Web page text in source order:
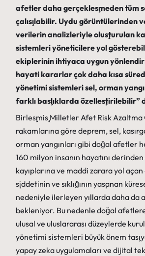
afetler daha gerçekleşmeden tüm
çalışılabilir. Uydu görüntülerinden
verilerin analizleriyle oluşturulan
sistemleri yöneticilere yol
ekiplerinin ihtiyaca uygun
hayati kararlar çok daha kısa
yönetimi sistemleri sel, orman
farklı başlıklarda özelleştirilebilir”
Birleşmiş Milletler Afet Risk Azaltma
rakamlarına göre deprem, sel,
orman yangınları gibi doğal afetler
160 milyon insanın hayatını
kayıplarına ve maddi zarara yol
şiddetinin ve sıklığının yaşanan
nedeniyle ilerleyen yıllarda daha da
bekleniyor. Bu nedenle doğal
ulusal ve uluslararası düzeylerde
yönetimi sistemleri büyük önem
yapay zeka uygulamaları ve dijital